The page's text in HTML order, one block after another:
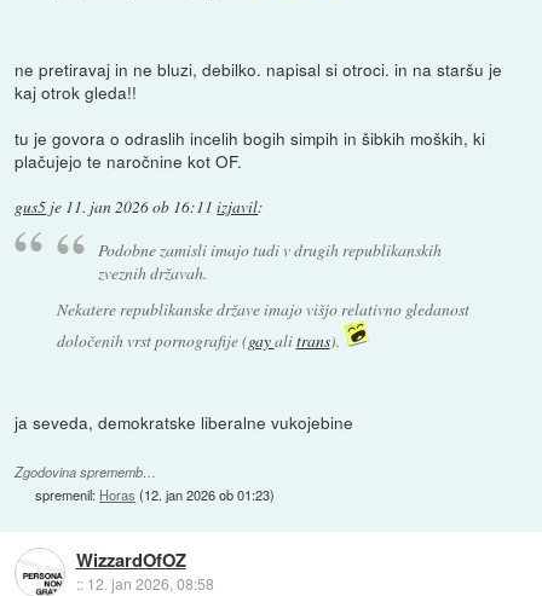
ne pretiravaj in ne bluzi, debilko. napisal si otroci. in na staršu je
kaj otrok gleda!!
tu je govora o odraslih incelih bogih simpih in šibkih moških, ki
plačujejo te naročnine kot OF.
gus5 je 11. jan 2026 ob 16:11 izjavil:
Podobne zamisli imajo tudi v drugih republikanskih
zveznih državah.
Nekatere republikanske države imajo višjo relativno gledanost
določenih vrst pornografije (gayalitrans).
ja seveda, demokratske liberalne vukojebine
Zgodovina sprememb…
spremenil: Horas (12. jan 2026 ob 01:23)
WizzardOfOZ
:: 12. jan 2026, 08:58